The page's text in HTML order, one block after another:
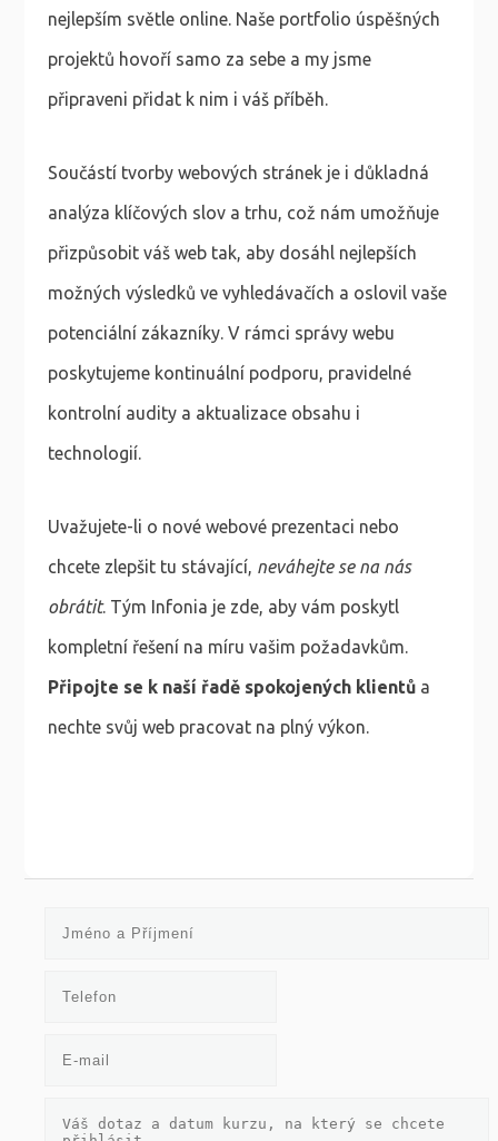
nejlepším světle online. Naše portfolio úspěšných
projektů hovoří samo za sebe a my jsme
připraveni přidat k nim i váš příběh.
Součástí tvorby webových stránek je i důkladná
analýza klíčových slov a trhu, což nám umožňuje
přizpůsobit váš web tak, aby dosáhl nejlepších
možných výsledků ve vyhledávačích a oslovil vaše
potenciální zákazníky. V rámci správy webu
poskytujeme kontinuální podporu, pravidelné
kontrolní audity a aktualizace obsahu i
technologií.
Uvažujete-li o nové webové prezentaci nebo
chcete zlepšit tu stávající, neváhejte se na nás
obrátit. Tým Infonia je zde, aby vám poskytl
kompletní řešení na míru vašim požadavkům.
Připojte se k naší řadě spokojených klientůa
nechte svůj web pracovat na plný výkon.